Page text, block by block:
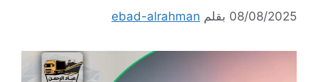
08/08/2025 بقلم ebad-alrahman